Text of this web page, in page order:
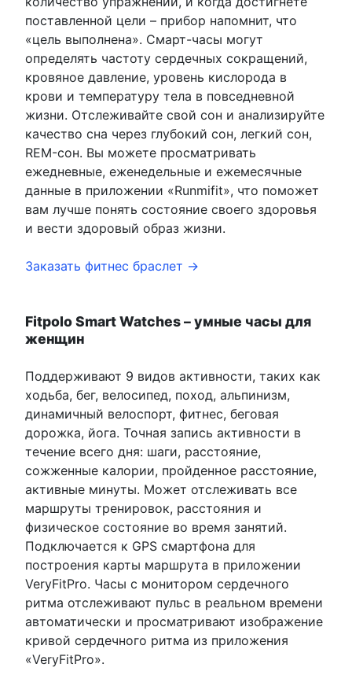
поставленной цели – прибор напомнит, что
«цель выполнена». Смарт-часы могут
определять частоту сердечных сокращений,
кровяное давление, уровень кислорода в
крови и температуру тела в повседневной
жизни. Отслеживайте свой сон и анализируйте
качество сна через глубокий сон, легкий сон,
REM-сон. Вы можете просматривать
ежедневные, еженедельные и ежемесячные
данные в приложении «Runmifit», что поможет
вам лучше понять состояние своего здоровья
и вести здоровый образ жизни.
Заказать фитнес браслет →
Fitpolo Smart Watches – умные часы для
женщин
Поддерживают 9 видов активности, таких как
ходьба, бег, велосипед, поход, альпинизм,
динамичный велоспорт, фитнес, беговая
дорожка, йога. Точная запись активности в
течение всего дня: шаги, расстояние,
сожженные калории, пройденное расстояние,
активные минуты. Может отслеживать все
маршруты тренировок, расстояния и
физическое состояние во время занятий.
Подключается к GPS смартфона для
построения карты маршрута в приложении
VeryFitPro. Часы с монитором сердечного
ритма отслеживают пульс в реальном времени
автоматически и просматривают изображение
кривой сердечного ритма из приложения
«VeryFitPro».